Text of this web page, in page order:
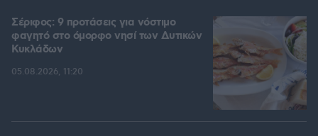
Σέριφος: 9 προτάσεις για νόστιμο
φαγητό στο όμορφο νησί των Δυτικών
Κυκλάδων
05.08.2026, 11:20